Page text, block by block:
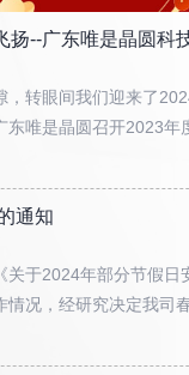
，转眼间我们迎来了
东唯是晶圆召开2023年
同回顾2023年的成长与
通知
关于2024年部分节假日
情况，经研究决定我司
17日放假，共9天。